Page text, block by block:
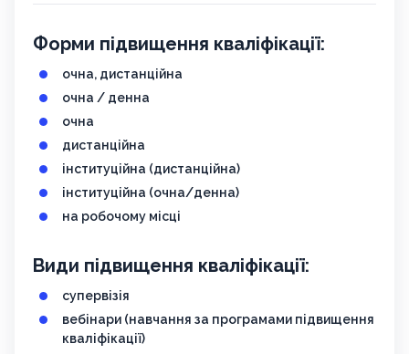
Форми підвищення кваліфікації:
очна, дистанційна
очна / денна
очна
дистанційна
інституційна (дистанційна)
інституційна (очна/денна)
на робочому місці
Види підвищення кваліфікації:
супервізія
вебінари (навчання за програмами підвищення
кваліфікації)